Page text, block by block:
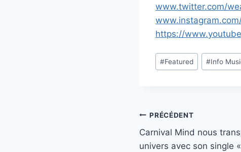
www.twitter.com/
https://
Étiquettes
de
#Featured #Info
Navigation
de
PRÉCÉDENT
Carnival Mind nous
univers avec son single